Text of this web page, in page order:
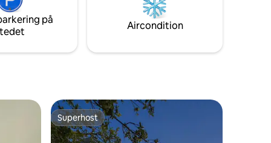
yndlingsfilm/show under dit ophold!
på
Aircondition
Superhost
Superhost